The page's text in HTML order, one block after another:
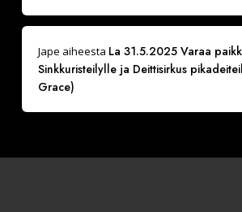
Jape aiheesta La 31.5.2025 Varaa
Sinkkuristeilylle ja Deittisirkus
Grace)